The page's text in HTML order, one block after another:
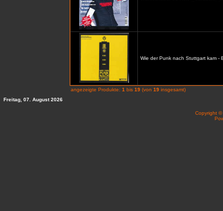
Wie der Punk nach Stuttgart kam -
angezeigte Produkte: 1 bis 19 (von 19 insgesamt)
Freitag, 07. August 2026
Copyright